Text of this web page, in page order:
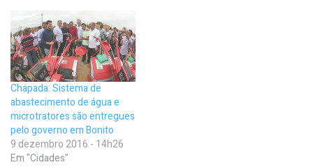
Chapada: Sistema de
abastecimento de água e
microtratores são entregues
pelo governo em Bonito
9 dezembro 2016 - 14h26
Em "Cidades"